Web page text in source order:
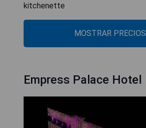
kitchenette
MOSTRAR PRECIOS
Empress Palace Hotel